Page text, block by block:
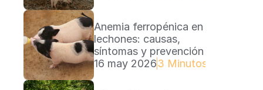
Anemia ferropénica en
lechones: causas,
síntomas y prevención
16 may 20263 Minutos Lectura